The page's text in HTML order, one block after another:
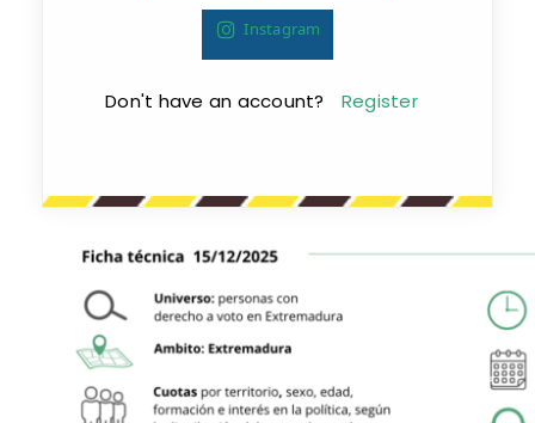
Instagram
Don't have an account? Register